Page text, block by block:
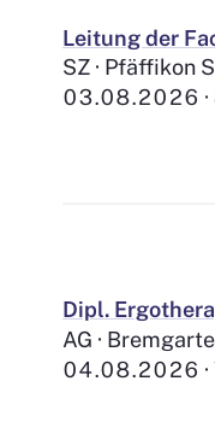
Leitung der
SZ · Pfäffikon
03.08.2026
Dipl.
AG ·
04.08.2026